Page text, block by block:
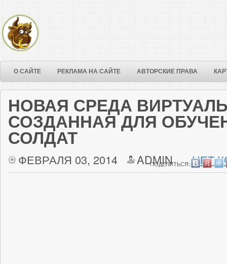
О САЙТЕ РЕКЛАМА НА САЙТЕ АВТОРСКИЕ ПРАВА
НОВАЯ СРЕДА
СОЗДАННАЯ ДЛЯ
СОЛДАТ
ФЕВРАЛЯ 03, 2014 ADMIN НЕТ
ПОДЕЛИТЬСЯ: